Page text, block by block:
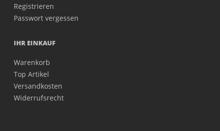
Registrieren
Passwort vergessen
IHR EINKAUF
Warenkorb
Top Artikel
Versandkosten
Widerrufsrecht